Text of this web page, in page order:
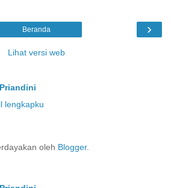
›
Beranda
Lihat versi web
lengkapku
oleh Blogger.